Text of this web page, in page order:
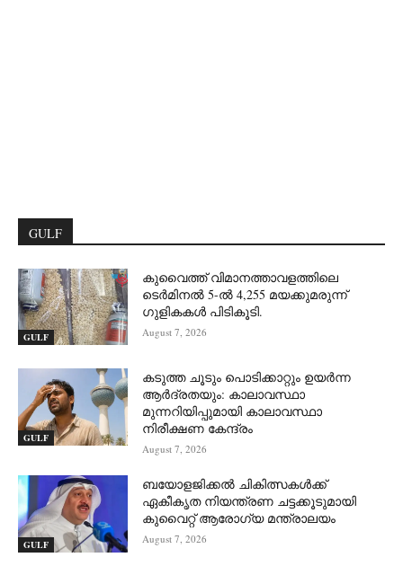
GULF
GULF
കുവൈത്ത് വിമാനത്താവളത്തിലെ
ടെർമിനൽ 5-ൽ 4,255 മയക്കുമരുന്ന്
ഗുളികകൾ പിടികൂടി.
August 7, 2026
GULF
കടുത്ത ചൂടും പൊടിക്കാറ്റും ഉയർന്ന
ആർദ്രതയും: കാലാവസ്ഥാ
മുന്നറിയിപ്പുമായി കാലാവസ്ഥാ
നിരീക്ഷണ കേന്ദ്രം
August 7, 2026
GULF
ബയോളജിക്കൽ ചികിത്സകൾക്ക്
ഏകീകൃത നിയന്ത്രണ ചട്ടക്കൂടുമായി
കുവൈറ്റ് ആരോഗ്യ മന്ത്രാലയം
August 7, 2026